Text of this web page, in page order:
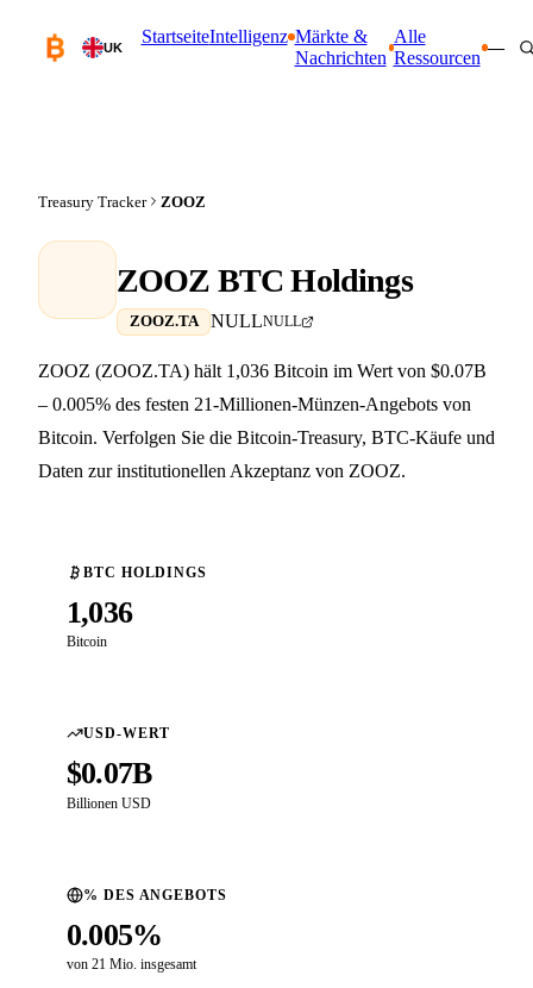
UK
StartseiteIntelligenz Märkte &
Nachrichten
Alle
Ressourcen
—
Treasury Tracker ZOOZ
ZOOZ BTC Holdings
ZOOZ.TA NULLNULL
ZOOZ (ZOOZ.TA) hält 1,036 Bitcoin im Wert von $0.07B
– 0.005% des festen 21-Millionen-Münzen-Angebots von
Bitcoin. Verfolgen Sie die Bitcoin-Treasury, BTC-Käufe und
Daten zur institutionellen Akzeptanz von ZOOZ.
BTC HOLDINGS
1,036
Bitcoin
USD-WERT
$0.07B
Billionen USD
% DES ANGEBOTS
0.005%
von 21 Mio. insgesamt